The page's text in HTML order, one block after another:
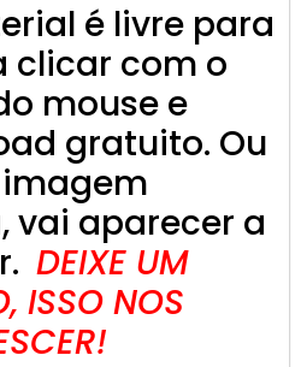
é livre para
clicar com o
mouse e
gratuito. Ou
vai aparecer a
DEIXE UM
ISSO NOS